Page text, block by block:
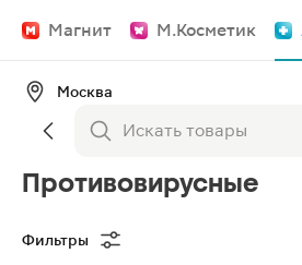
Магнит М.Косметик
Москва
Противовирусные
Фильтры